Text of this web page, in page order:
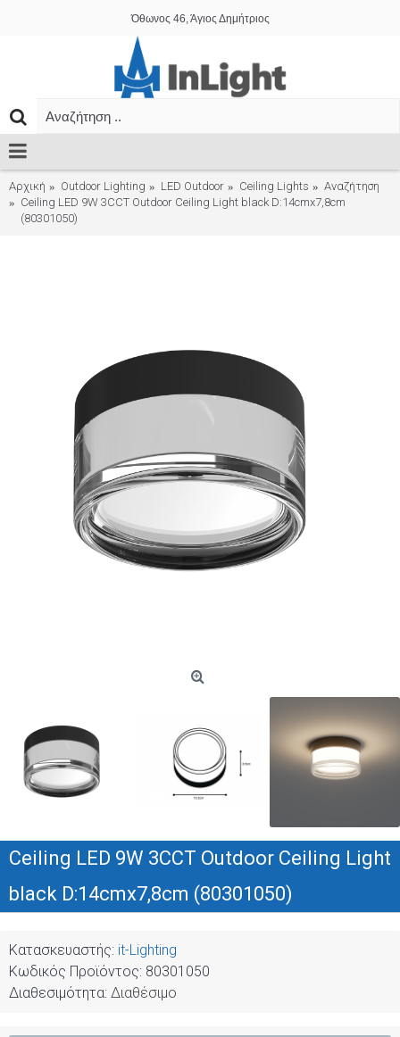
Όθωνος 46, Άγιος Δημήτριος
Αρχική Outdoor Lighting LED Outdoor Ceiling Lights
Αναζήτηση
Ceiling LED 9W 3CCT Outdoor Ceiling Light black D:14cmx7,8cm
(80301050)
Ceiling LED 9W 3CCT Outdoor Ceiling Light
black D:14cmx7,8cm (80301050)
Κατασκευαστής: it-Lighting
Κωδικός Προϊόντος: 80301050
Διαθεσιμότητα: Διαθέσιμο